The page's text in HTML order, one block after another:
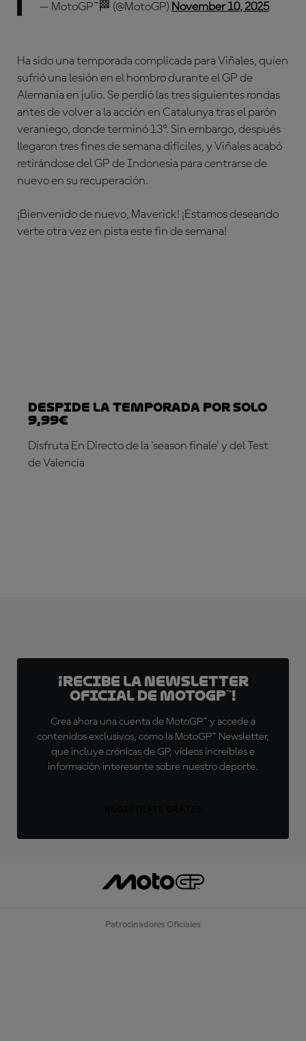
— MotoGP™🏁 (@MotoGP) November 10, 2025
Ha sido una temporada complicada para Viñales, quien
sufrió una lesión en el hombro durante el GP de
Alemania en julio. Se perdió las tres siguientes rondas
antes de volver a la acción en Catalunya tras el parón
veraniego, donde terminó 13º. Sin embargo, después
llegaron tres fines de semana difíciles, y Viñales acabó
retirándose del GP de Indonesia para centrarse de
nuevo en su recuperación.
¡Bienvenido de nuevo, Maverick! ¡Estamos deseando
verte otra vez en pista este fin de semana!
Despide la temporada por solo
9,99€
Disfruta En Directo de la 'season finale' y del Test
de Valencia
¡Recibe la Newsletter
oficial de MotoGP™!
Crea ahora una cuenta de MotoGP™ y accede a
contenidos exclusivos, como la MotoGP™ Newsletter,
que incluye crónicas de GP, vídeos increíbles e
información interesante sobre nuestro deporte.
Patrocinadores Oficiales